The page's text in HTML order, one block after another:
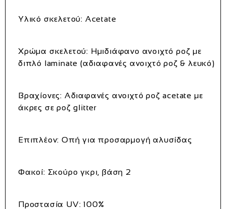
Υλικό σκελετού: Acetate
Χρώμα σκελετού: Ημιδιάφανο ανοιχτό ροζ με
διπλό laminate (αδιαφανές ανοιχτό ροζ & λευκό)
Βραχίονες: Αδιαφανές ανοιχτό ροζ acetate με
άκρες σε ροζ glitter
Επιπλέον: Οπή για προσαρμογή αλυσίδας
Φακοί: Σκούρο γκρι, βάση 2
Προστασία UV: 100%